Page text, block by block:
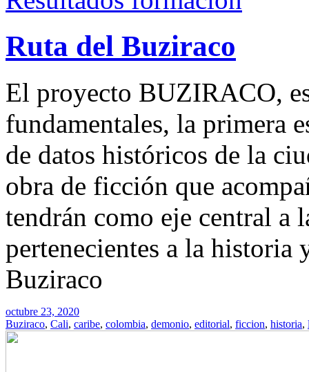
Ruta del Buziraco
El proyecto BUZIRACO,
fundamentales, la primera
de datos históricos de la
obra de ficción que
tendrán como eje central a
pertenecientes a la
Buziraco
octubre 23, 2020
Buziraco, Cali, caribe, colombia, demonio, editorial, ficcion, historia,